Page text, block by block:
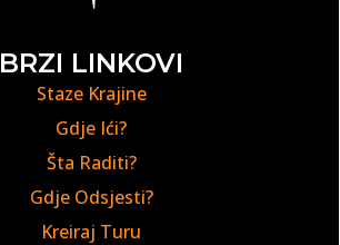
BRZI LINKOVI
Staze Krajine
Gdje Ići?
Šta Raditi?
Gdje Odsjesti?
Kreiraj Turu